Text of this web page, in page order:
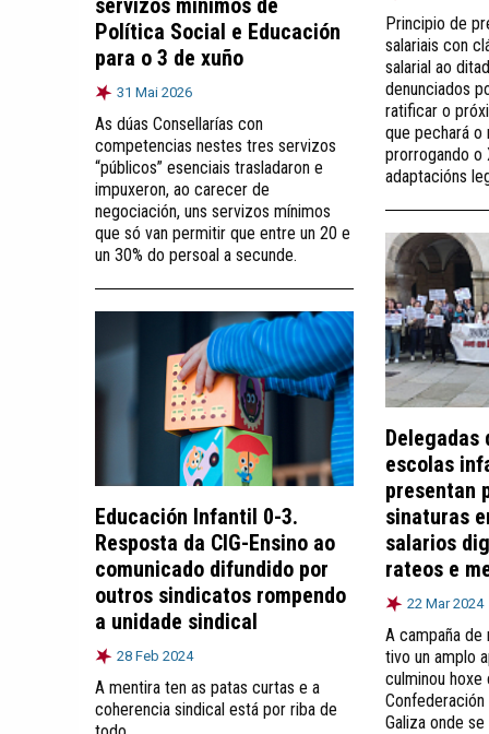
Política Social e Educación
para o 3 de xuño
31 Mai 2026
As dúas Consellarías con
competencias nestes tres servizos
“públicos” esenciais trasladaron e
impuxeron, ao carecer de
negociación, uns servizos mínimos
que só van permitir que entre un 20 e
un 30% do persoal a secunde.
Principio de
salariais con
salarial ao
denunciados
ratificar o
que pechará o
prorrogando o
adaptacións
Delegadas
escolas
presentan
sinaturas
salarios
rateos e
22 Mar 2024
A campaña de
tivo un amplo
culminou hoxe
Galiza onde
Educación Infantil 0-3.
Resposta da CIG-Ensino ao
comunicado difundido por
outros sindicatos rompendo
a unidade sindical
28 Feb 2024
A mentira ten as patas curtas e a
coherencia sindical está por riba de